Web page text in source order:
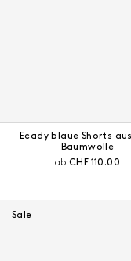
Ecady blaue Shorts
Baumwolle
abAktueller
CHF 110.00
Sale